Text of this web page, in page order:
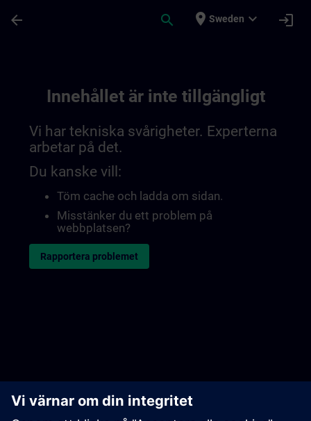
arrow_back search place Sweden expand_more login
Innehållet är inte tillgängligt
Vi har tekniska svårigheter. Experterna
arbetar på det.
Du kanske vill:
Töm cache och ladda om sidan.
Misstänker du ett problem på
webbplatsen?
Rapportera problemet